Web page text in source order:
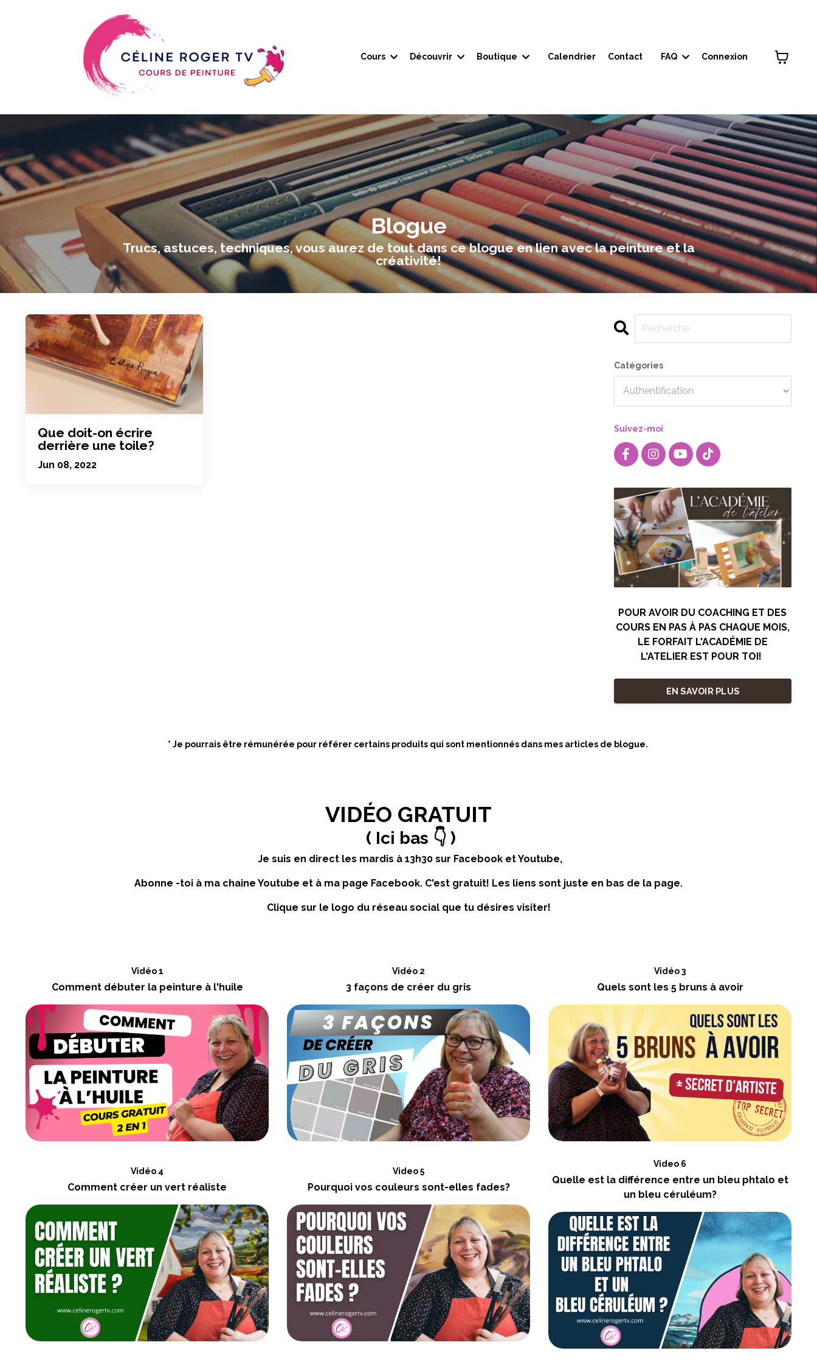
Cours Découvrir Boutique Calendrier Contact FAQ Connexion
Blogue
Trucs, astuces, techniques, vous aurez de tout dans ce blogue en lien avec la peinture et la
créativité!
Que doit-on écrire
derrière une toile?
Jun 08, 2022
Catégories
Suivez-moi
POUR AVOIR DU COACHING ET DES
COURS EN PAS À PAS CHAQUE MOIS,
LE FORFAIT L'ACADÉMIE DE
L'ATELIER EST POUR TOI!
EN SAVOIR PLUS
* Je pourrais être rémunérée pour référer certains produits qui sont mentionnés dans mes articles de blogue.
VIDÉO GRATUIT
( Ici bas 👇 )
Je suis en direct les mardis à 13h30 sur Facebook et Youtube,
Abonne -toi à ma chaine Youtube et à ma page Facebook. C'est gratuit! Les liens sont juste en bas de la page.
Clique sur le logo du réseau social que tu désires visiter!
Vidéo 1
Comment débuter la peinture à l'huile
Vidéo 2
3 façons de créer du gris
Vidéo 3
Quels sont les 5 bruns à avoir
Vidéo 4
Comment créer un vert réaliste
Video 5
Pourquoi vos couleurs sont-elles fades?
Video 6
Quelle est la différence entre un bleu phtalo et
un bleu céruléum?